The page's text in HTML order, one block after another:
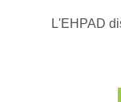
L'EHPAD